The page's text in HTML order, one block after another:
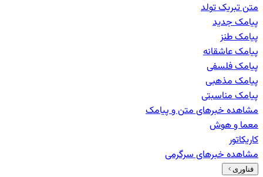
متن تبریک تولد
پیامک جدید
پیامک طنز
پیامک عاشقانه
پیامک فلسفی
پیامک مذهبی
پیامک مناسبتی
مشاهده خبرهایمتن و پیامک
معما و هوش
کاریکاتور
مشاهده خبرهایسرگرمی
فناوری